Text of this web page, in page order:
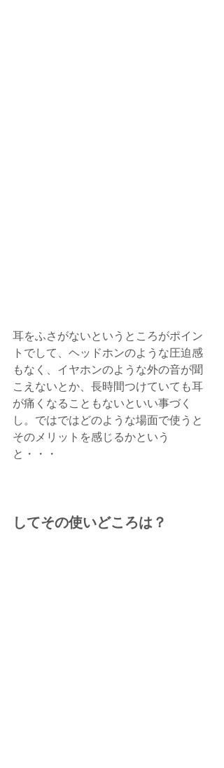
耳をふさがないというところがポイン
トでして、ヘッドホンのような圧迫感
もなく、イヤホンのような外の音が聞
こえないとか、長時間つけていても耳
が痛くなることもないといい事づく
し。ではではどのような場面で使うと
そのメリットを感じるかという
と・・・
してその使いどころは？